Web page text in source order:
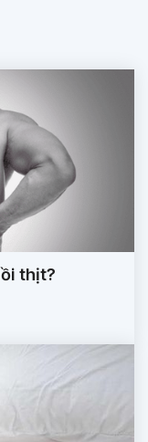
thịt?